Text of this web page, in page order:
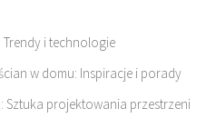
i technologie
w domu: Inspiracje i porady
Sztuka projektowania przestrzeni